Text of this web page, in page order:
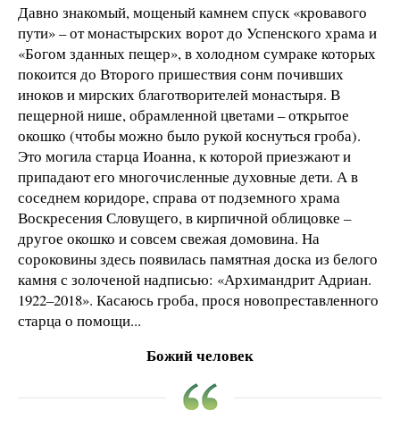
Давно знакомый, мощеный камнем спуск «кровавого
пути» – от монастырских ворот до Успенского храма и
«Богом зданных пещер», в холодном сумраке которых
покоится до Второго пришествия сонм почивших
иноков и мирских благотворителей монастыря. В
пещерной нише, обрамленной цветами – открытое
окошко (чтобы можно было рукой коснуться гроба).
Это могила старца Иоанна, к которой приезжают и
припадают его многочисленные духовные дети. А в
соседнем коридоре, справа от подземного храма
Воскресения Словущего, в кирпичной облицовке –
другое окошко и совсем свежая домовина. На
сороковины здесь появилась памятная доска из белого
камня с золоченой надписью: «Архимандрит Адриан.
1922–2018». Касаюсь гроба, прося новопреставленного
старца о помощи...
Божий человек